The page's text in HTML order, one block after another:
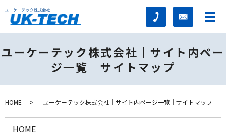
ユーケーテック株式会社｜サイト内ペー
ジ一覧｜サイトマップ
HOME ユーケーテック株式会社｜サイト内ページ一覧｜サイトマップ
HOME